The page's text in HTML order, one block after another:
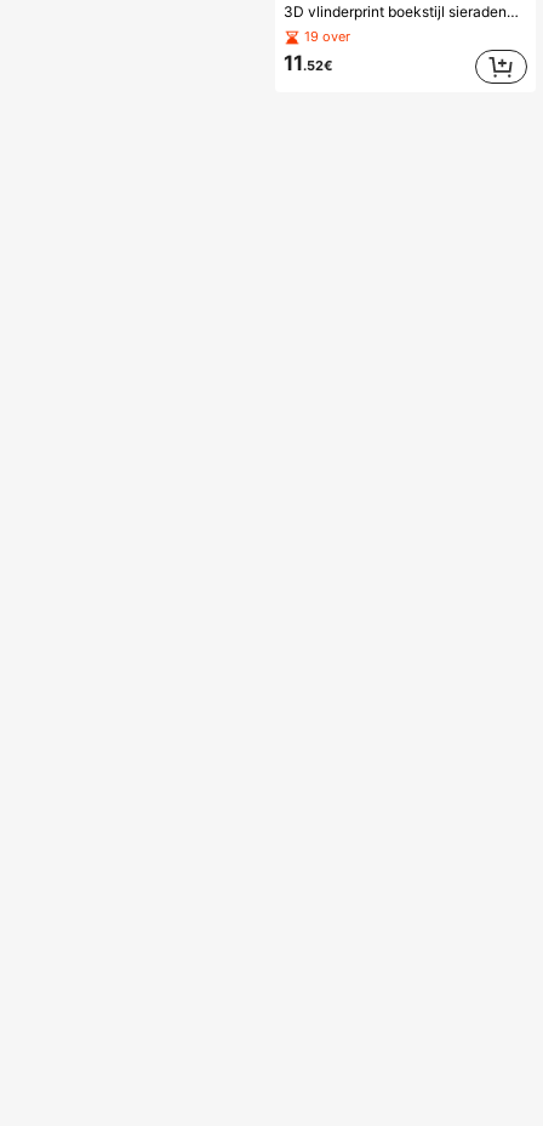
3D vlinderprint boekstijl sieradenorganizer, afneembare ritsbinnenpagina's met meerdere vakken, inclusief 5 binnenpagina's, draagbaar opbergboek voor oorbellen, kettingen en ringen voor reizen en thuis
19 over
11.52€